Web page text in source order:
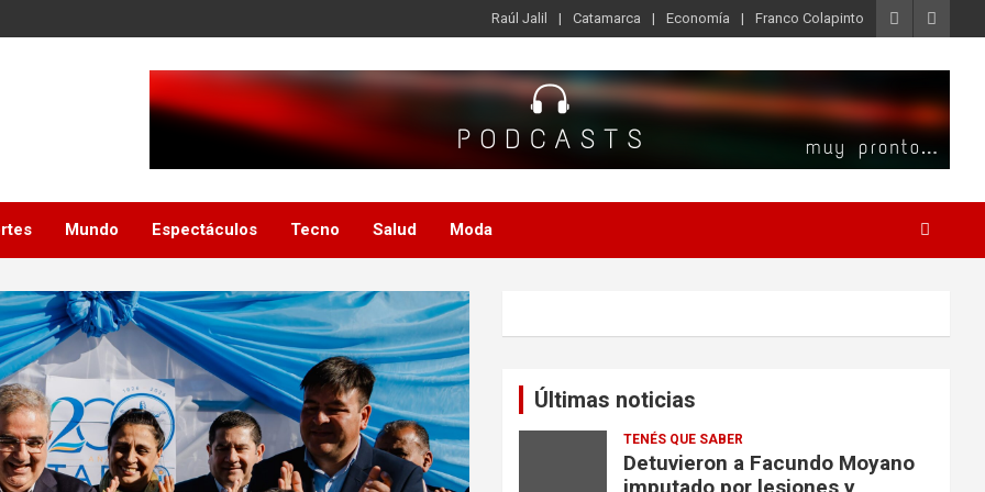
Raúl Jalil Catamarca Economía Franco Colapinto
Mundo Espectáculos Tecno Salud Moda
Últimas noticias
TENÉS QUE SABER
Detuvieron a Facundo Moyano